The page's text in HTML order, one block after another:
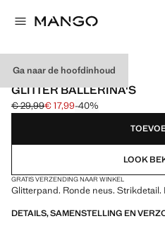
Ga naar de hoofdinhoud
EVENTS
GLITTER BALLERINA'S
Oorspronkelijke prijs doorgehaald
€ 29,99
Huidige prijs [€ 17,99 ]
€ 17,99-40%
Kies een kleur
LOOK
GRATIS VERZENDING NAAR WINKEL
Glitterpand. Ronde neus.
DETAILS, SAMENSTELLING EN